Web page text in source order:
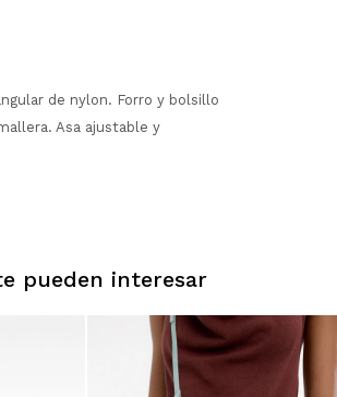
de nylon. Forro y bolsillo
Asa ajustable y
pueden interesar